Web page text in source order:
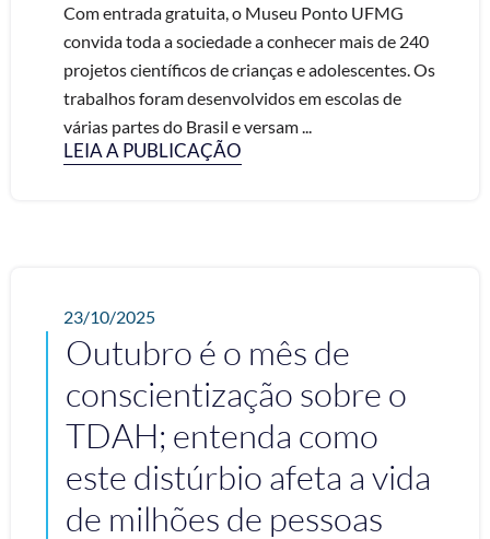
Com entrada gratuita, o Museu Ponto UFMG
convida toda a sociedade a conhecer mais de 240
projetos científicos de crianças e adolescentes. Os
trabalhos foram desenvolvidos em escolas de
várias partes do Brasil e versam ...
LEIA A PUBLICAÇÃO
23/10/2025
Outubro é o mês de
conscientização sobre o
TDAH; entenda como
este distúrbio afeta a vida
de milhões de pessoas